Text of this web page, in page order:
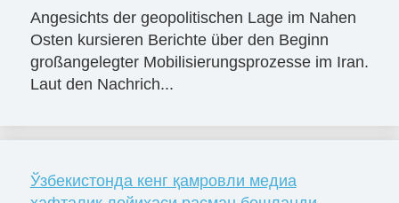
Angesichts der geopolitischen Lage im Nahen
Osten kursieren Berichte über den Beginn
großangelegter Mobilisierungsprozesse im Iran.
Laut den Nachrich...
Ўзбекистонда кенг қамровли медиа